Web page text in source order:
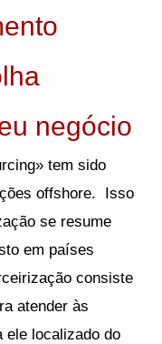
negócio
tem sido
offshore. Isso
se resume
em países
consiste
atender às
ele localizado do